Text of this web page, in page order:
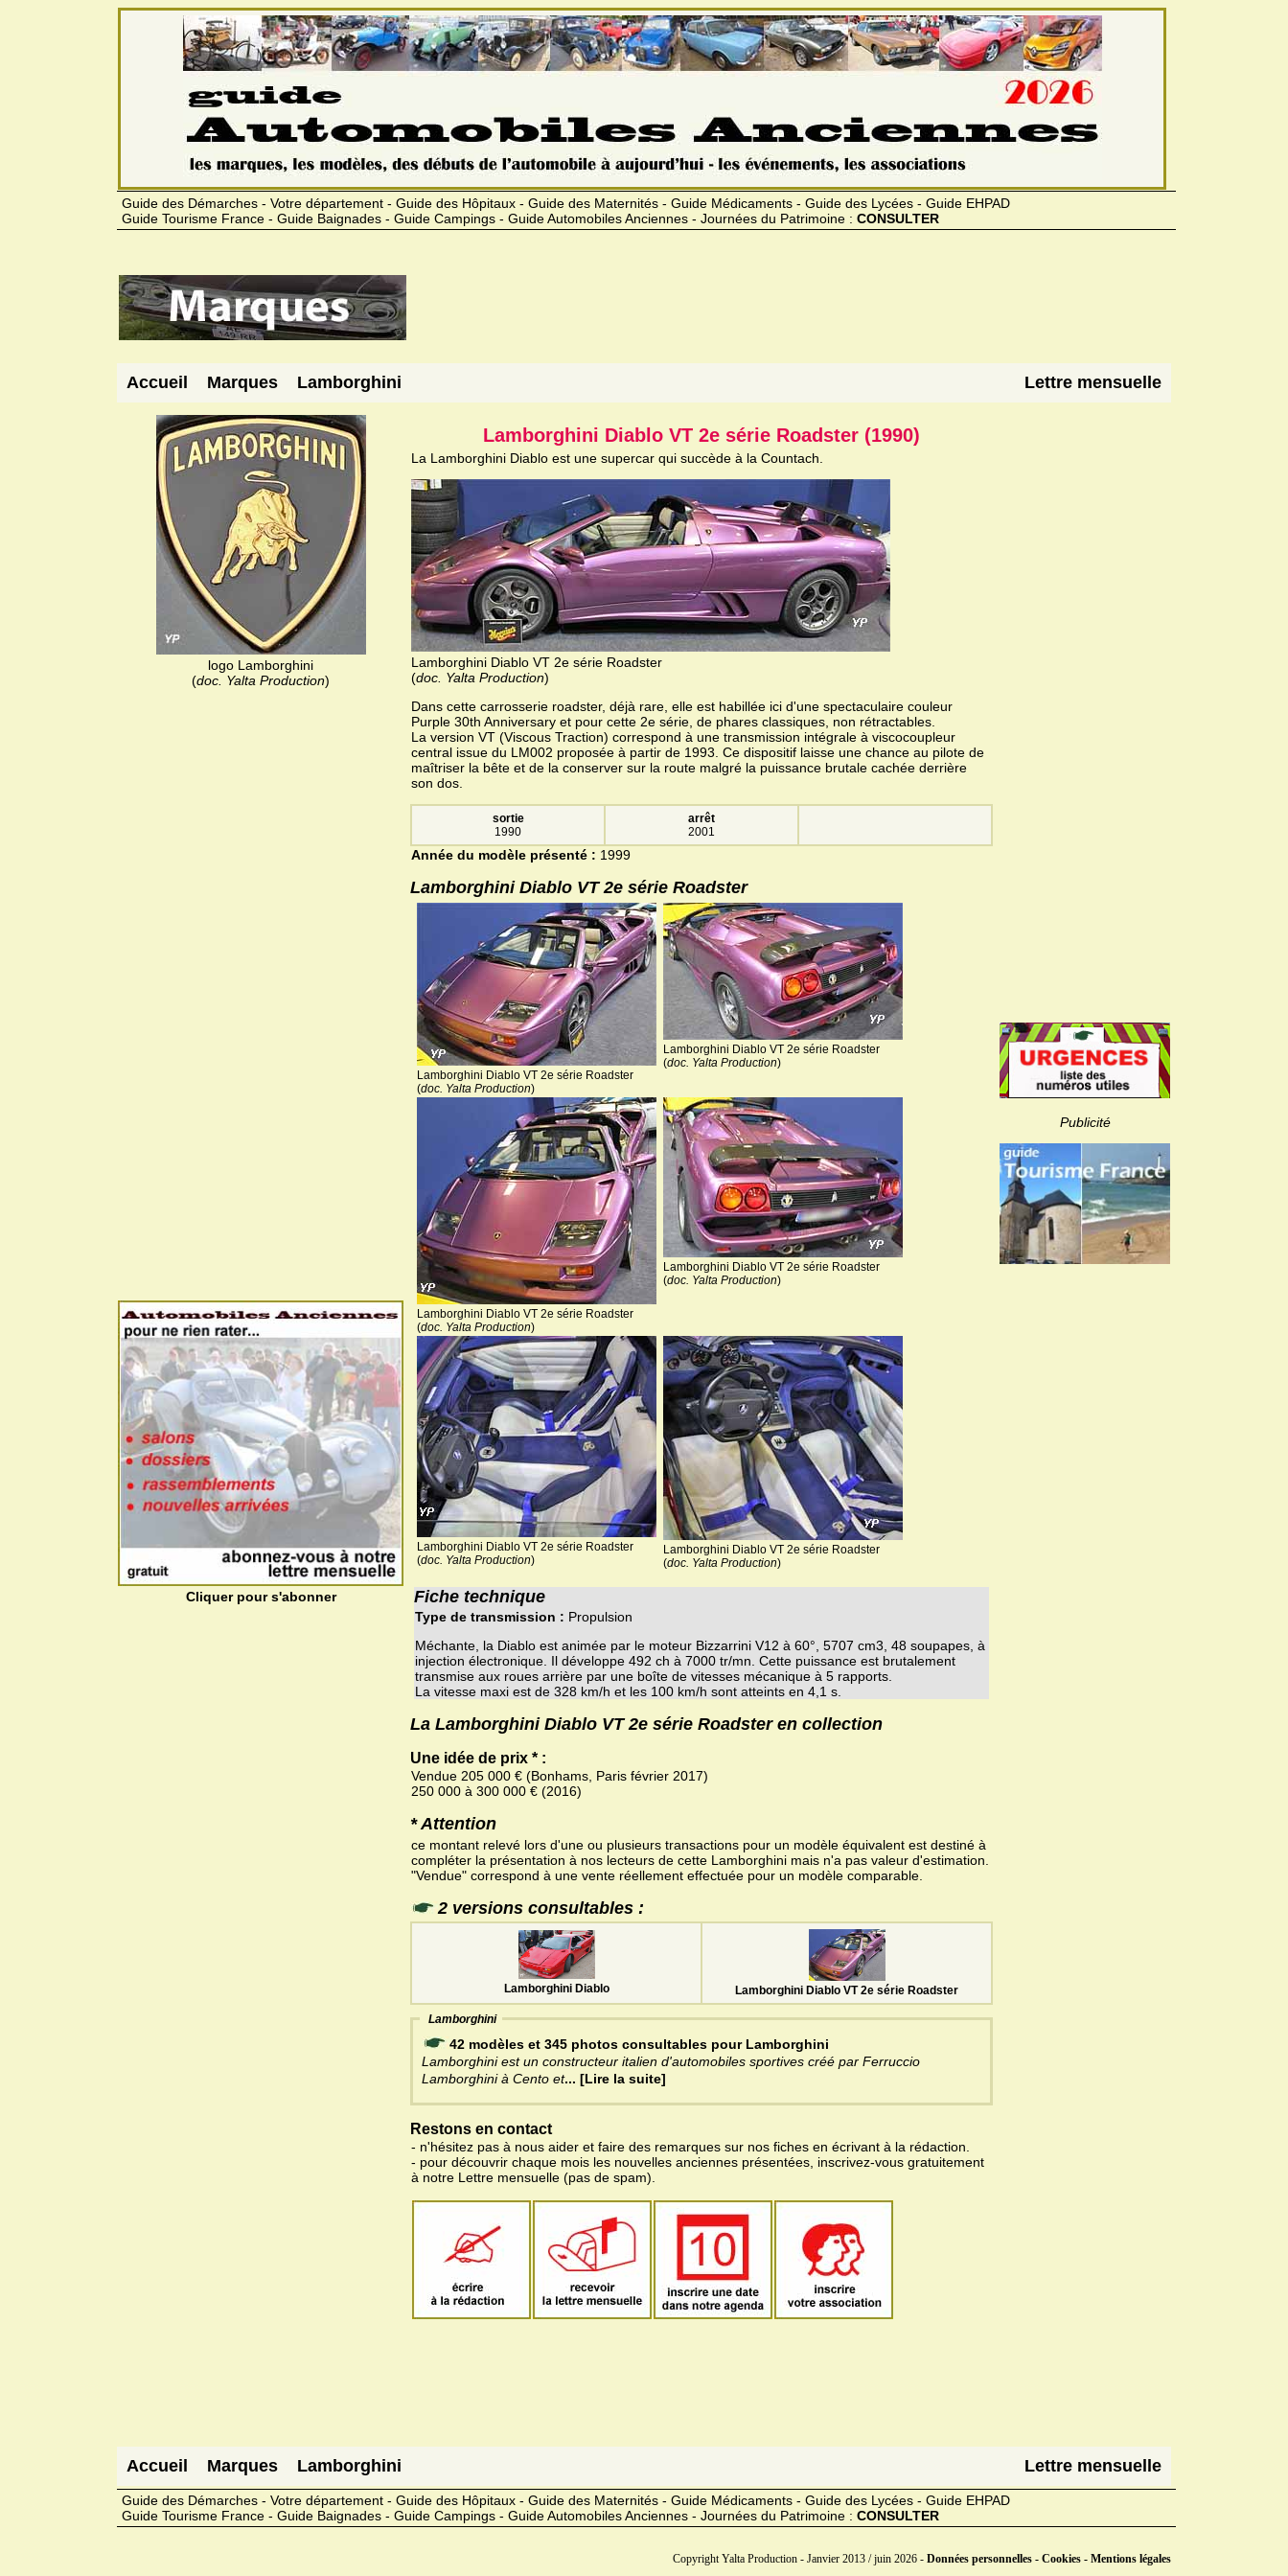
Guide des Démarches - Votre département - Guide des Hôpitaux - Guide des Maternités - Guide Médicaments - Guide des Lycées - Guide EHPAD
Guide Tourisme France - Guide Baignades - Guide Campings - Guide Automobiles Anciennes - Journées du Patrimoine : CONSULTER
Accueil Marques Lamborghini Lettre mensuelle
logo Lamborghini
(doc. Yalta Production)
Cliquer pour s'abonner
Publicité
Lamborghini Diablo VT 2e série Roadster (1990)
La Lamborghini Diablo est une supercar qui succède à la Countach.
Lamborghini Diablo VT 2e série Roadster
(doc. Yalta Production)
Dans cette carrosserie roadster, déjà rare, elle est habillée ici d'une spectaculaire couleur
Purple 30th Anniversary et pour cette 2e série, de phares classiques, non rétractables.
La version VT (Viscous Traction) correspond à une transmission intégrale à viscocoupleur
central issue du LM002 proposée à partir de 1993. Ce dispositif laisse une chance au pilote de
maîtriser la bête et de la conserver sur la route malgré la puissance brutale cachée derrière
son dos.
sortie
1990
arrêt
2001
Année du modèle présenté : 1999
Lamborghini Diablo VT 2e série Roadster
Lamborghini Diablo VT 2e série Roadster
(doc. Yalta Production)
Lamborghini Diablo VT 2e série Roadster
(doc. Yalta Production)
Lamborghini Diablo VT 2e série Roadster
(doc. Yalta Production)
Lamborghini Diablo VT 2e série Roadster
(doc. Yalta Production)
Lamborghini Diablo VT 2e série Roadster
(doc. Yalta Production)
Lamborghini Diablo VT 2e série Roadster
(doc. Yalta Production)
Fiche technique
Type de transmission : Propulsion
Méchante, la Diablo est animée par le moteur Bizzarrini V12 à 60°, 5707 cm3, 48 soupapes, à
injection électronique. Il développe 492 ch à 7000 tr/mn. Cette puissance est brutalement
transmise aux roues arrière par une boîte de vitesses mécanique à 5 rapports.
La vitesse maxi est de 328 km/h et les 100 km/h sont atteints en 4,1 s.
La Lamborghini Diablo VT 2e série Roadster en collection
Une idée de prix * :
Vendue 205 000 € (Bonhams, Paris février 2017)
250 000 à 300 000 € (2016)
* Attention
ce montant relevé lors d'une ou plusieurs transactions pour un modèle équivalent est destiné à
compléter la présentation à nos lecteurs de cette Lamborghini mais n'a pas valeur d'estimation.
"Vendue" correspond à une vente réellement effectuée pour un modèle comparable.
2 versions consultables :
Lamborghini Diablo Lamborghini Diablo VT 2e série Roadster
Lamborghini
42 modèles et 345 photos consultables pour Lamborghini
Lamborghini est un constructeur italien d'automobiles sportives créé par Ferruccio
Lamborghini à Cento et... [Lire la suite]
Restons en contact
- n'hésitez pas à nous aider et faire des remarques sur nos fiches en écrivant à la rédaction.
- pour découvrir chaque mois les nouvelles anciennes présentées, inscrivez-vous gratuitement
à notre Lettre mensuelle (pas de spam).
Accueil Marques Lamborghini Lettre mensuelle
Guide des Démarches - Votre département - Guide des Hôpitaux - Guide des Maternités - Guide Médicaments - Guide des Lycées - Guide EHPAD
Guide Tourisme France - Guide Baignades - Guide Campings - Guide Automobiles Anciennes - Journées du Patrimoine : CONSULTER
Copyright Yalta Production - Janvier 2013 / juin 2026 - Données personnelles - Cookies - Mentions légales